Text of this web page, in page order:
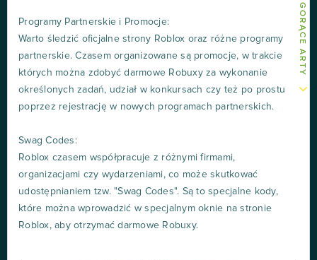
GORĄCE ARTY
Programy Partnerskie i Promocje:
Warto śledzić oficjalne strony Roblox oraz różne programy
partnerskie. Czasem organizowane są promocje, w trakcie
których można zdobyć darmowe Robuxy za wykonanie
określonych zadań, udział w konkursach czy też po prostu
poprzez rejestrację w nowych programach partnerskich.
Swag Codes:
Roblox czasem współpracuje z różnymi firmami,
organizacjami czy wydarzeniami, co może skutkować
udostępnianiem tzw. "Swag Codes". Są to specjalne kody,
które można wprowadzić w specjalnym oknie na stronie
Roblox, aby otrzymać darmowe Robuxy.